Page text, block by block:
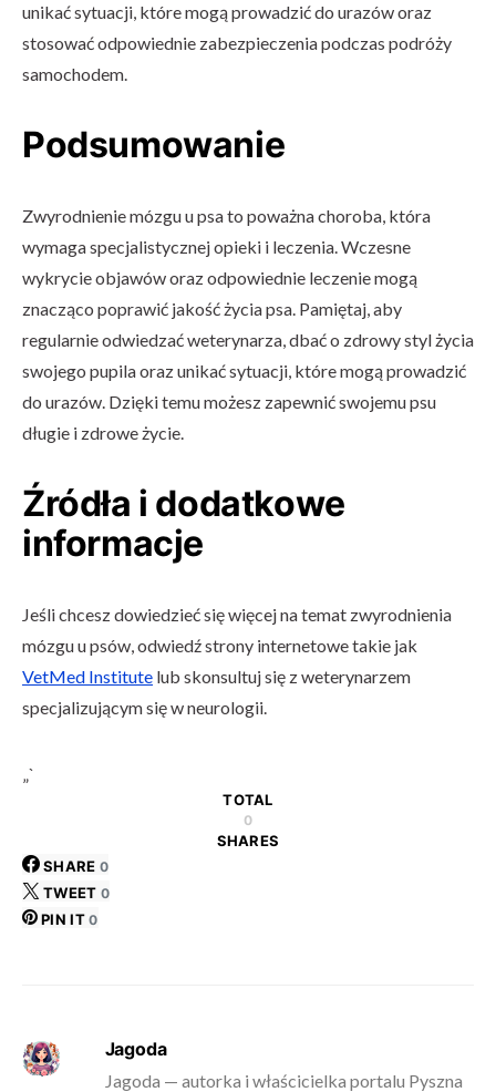
unikać sytuacji, które mogą prowadzić do urazów oraz
stosować odpowiednie zabezpieczenia podczas podróży
samochodem.
Podsumowanie
Zwyrodnienie mózgu u psa to poważna choroba, która
wymaga specjalistycznej opieki i leczenia. Wczesne
wykrycie objawów oraz odpowiednie leczenie mogą
znacząco poprawić jakość życia psa. Pamiętaj, aby
regularnie odwiedzać weterynarza, dbać o zdrowy styl życia
swojego pupila oraz unikać sytuacji, które mogą prowadzić
do urazów. Dzięki temu możesz zapewnić swojemu psu
długie i zdrowe życie.
Źródła i dodatkowe
informacje
Jeśli chcesz dowiedzieć się więcej na temat zwyrodnienia
mózgu u psów, odwiedź strony internetowe takie jak
VetMed Institute lub skonsultuj się z weterynarzem
specjalizującym się w neurologii.
„`
TOTAL
0
SHARES
SHARE 0
TWEET 0
PIN IT 0
Jagoda
Jagoda — autorka i właścicielka portalu Pyszna